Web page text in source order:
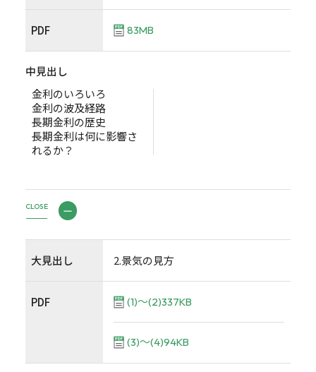
中見出し
金利のいろいろ
金利の波及経路
長期金利の歴史
長期金利は何に影響さ
れるか？
PDF 83MB
CLOSE
大見出し 2.景気の見方
PDF (1)～(2)337KB
(3)～(4)94KB